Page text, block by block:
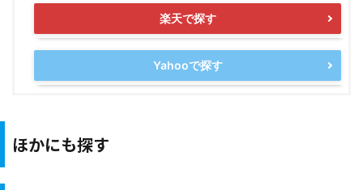
楽天で探す
Yahooで探す
ほかにも探す